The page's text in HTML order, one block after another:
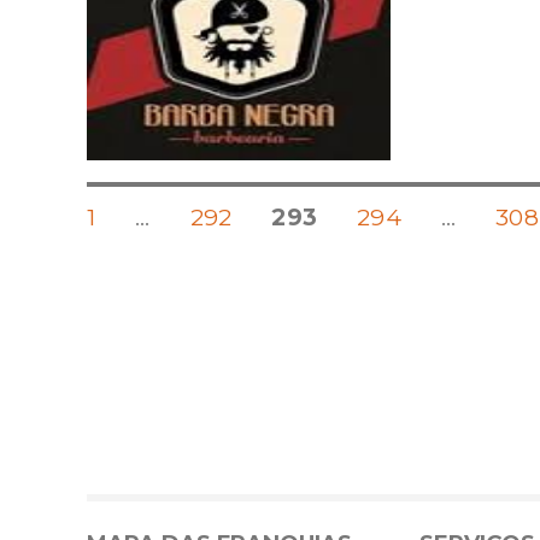
POSTS
PÁGINA
1 … PÁGINA
292 PÁGINA
293 PÁGINA
294 …
308